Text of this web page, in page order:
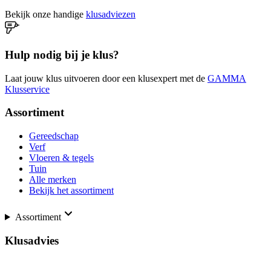
Bekijk onze handige klusadviezen
Hulp nodig bij je klus?
Laat jouw klus uitvoeren door een klusexpert met de GAMMA
Klusservice
Assortiment
Gereedschap
Verf
Vloeren & tegels
Tuin
Alle merken
Bekijk het assortiment
Assortiment
Klusadvies